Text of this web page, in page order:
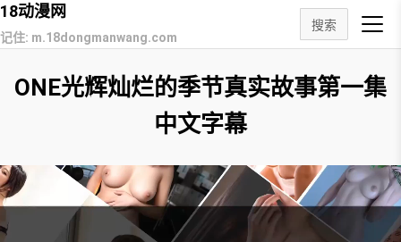
18动漫网
记住: m.18dongmanwang.com
搜索
ONE光辉灿烂的季节真实故事第一集
中文字幕